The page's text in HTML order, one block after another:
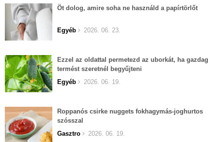
Öt dolog, amire soha ne használd a papírtörlőt
Egyéb 2026. 06. 23.
Ezzel az oldattal permetezd az uborkát, ha gazdag
termést szeretnél begyűjteni
Egyéb
2026. 06. 19.
Roppanós csirke nuggets fokhagymás-joghurtos
szósszal
Gasztro
2026. 06. 19.